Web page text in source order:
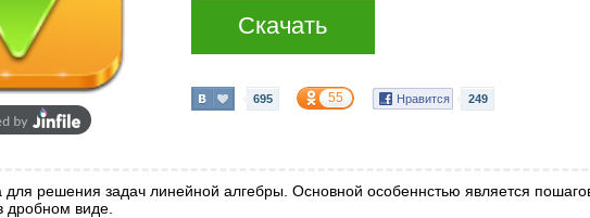
Скачать
695 55 Нравится 249
решения задач линейной алгебры. Основной особеннстью является
дробном виде.